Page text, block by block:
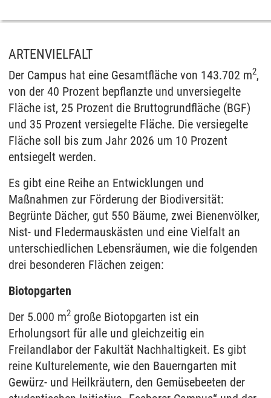
ARTENVIELFALT
Der Campus hat eine Gesamtfläche von 143.702 m2,
von der 40 Prozent bepflanzte und unversiegelte
Fläche ist, 25 Prozent die Bruttogrundfläche (BGF)
und 35 Prozent versiegelte Fläche. Die versiegelte
Fläche soll bis zum Jahr 2026 um 10 Prozent
entsiegelt werden.
Es gibt eine Reihe an Entwicklungen und
Maßnahmen zur Förderung der Biodiversität:
Begrünte Dächer, gut 550 Bäume, zwei Bienenvölker,
Nist- und Fledermauskästen und eine Vielfalt an
unterschiedlichen Lebensräumen, wie die folgenden
drei besonderen Flächen zeigen:
Biotopgarten
Der 5.000 m2 große Biotopgarten ist ein
Erholungsort für alle und gleichzeitig ein
Freilandlabor der Fakultät Nachhaltigkeit. Es gibt
reine Kulturelemente, wie den Bauerngarten mit
Gewürz- und Heilkräutern, den Gemüsebeeten der